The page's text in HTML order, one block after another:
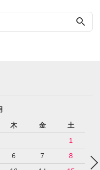
search
木 金
土
1
6 7
8